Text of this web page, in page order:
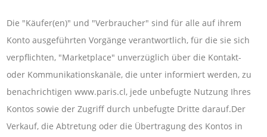
Die "Käufer(en)" und "Verbraucher" sind für alle auf ihrem
Konto ausgeführten Vorgänge verantwortlich, für die sie sich
verpflichten, "Marketplace" unverzüglich über die Kontakt-
oder Kommunikationskanäle, die unter informiert werden, zu
benachrichtigen www.paris.cl, jede unbefugte Nutzung Ihres
Kontos sowie der Zugriff durch unbefugte Dritte darauf.Der
Verkauf, die Abtretung oder die Übertragung des Kontos in